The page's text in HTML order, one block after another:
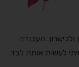
ולכישרון. העבודה
לעשות אותה לבד